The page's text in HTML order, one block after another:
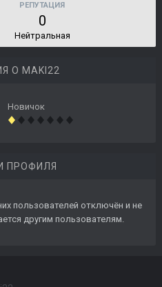
РЕПУТАЦИЯ
0
Нейтральная
О MAKI22
Новичок
ПРОФИЛЯ
пользователей отключён и не
другим пользователям.